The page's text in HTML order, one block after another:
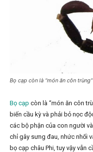
Bọ cạp còn là “món ăn côn
Bọ cạp còn là “món ăn côn
biến cầu kỳ và phải bỏ nọc
các bộ phận của con người
chỉ gây sưng đau, nhức nhối
bọ cạp châu Phi, tuy vậy vẫn